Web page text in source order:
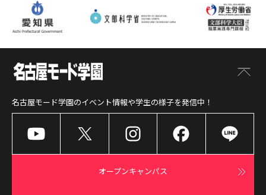
名古屋モード学園のイベント情報や学生の様子を発信中！
オープンキャンパス